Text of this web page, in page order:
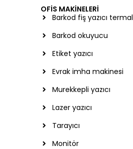
OFİS MAKİNELERİ
Barkod fiş yazıcı termal
Barkod okuyucu
Etiket yazıcı
Evrak imha makinesi
Murekkepli yazıcı
Lazer yazıcı
Tarayıcı
Monitör